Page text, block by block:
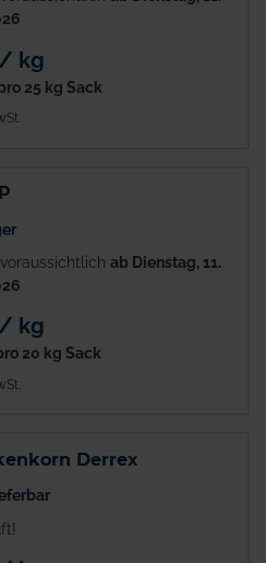
kg
25 kg Sack
voraussichtlich ab Dienstag, 11.
kg
20 kg Sack
Derrex